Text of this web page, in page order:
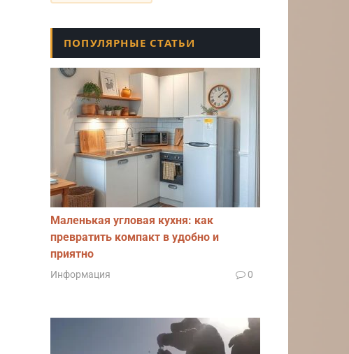
ПОПУЛЯРНЫЕ СТАТЬИ
Маленькая угловая кухня: как
превратить компакт в удобно и
приятно
Информация 0